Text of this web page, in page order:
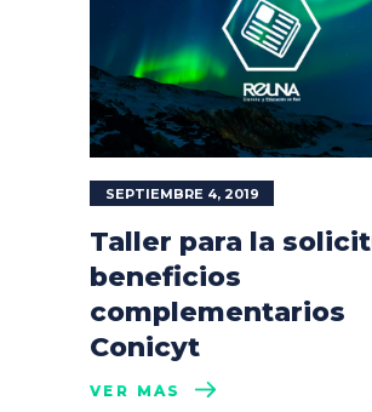
SEPTIEMBRE 4, 2019
Taller para la
beneficios
complementarios
Conicyt
VER MÁS